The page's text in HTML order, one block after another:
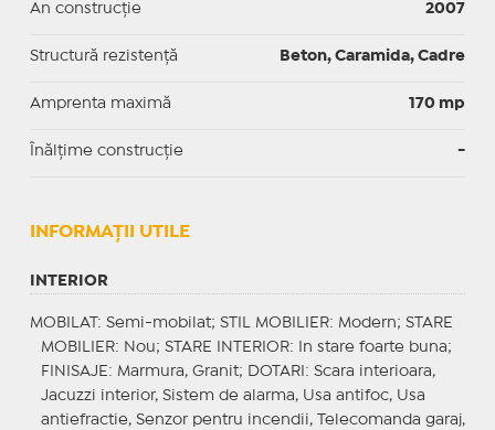
An construcție 2007
Structură rezistență Beton, Caramida, Cadre
Amprenta maximă 170 mp
Înălțime construcție -
INFORMAŢII UTILE
INTERIOR
MOBILAT : Semi-mobilat; STIL MOBILIER: Modern; STARE
MOBILIER: Nou; STARE INTERIOR: In stare foarte buna;
FINISAJE : Marmura, Granit; DOTARI : Scara interioara,
Jacuzzi interior, Sistem de alarma, Usa antifoc, Usa
antiefractie, Senzor pentru incendii, Telecomanda garaj,